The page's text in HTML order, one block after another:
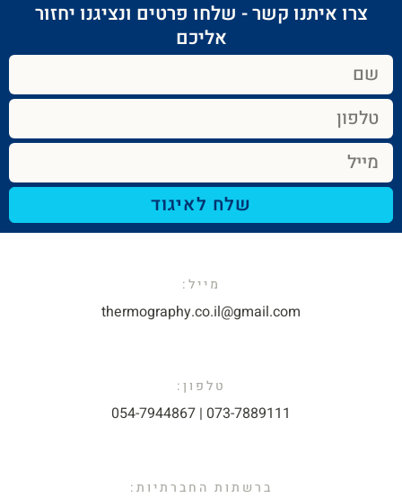
צרו איתנו קשר - שלחו פרטים ונציגנו יחזור
אליכם​
שלח לאיגוד
מייל:​
thermography.co.il@gmail.com​
טלפון:
073-7889111 | 054-7944867​
ברשתות החברתיות: